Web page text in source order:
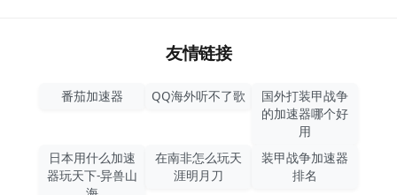
友情链接
番茄加速器 QQ海外听不了歌
国外打装甲战争
的加速器哪个好
用
日本用什么加速
器玩天下-异兽山
在南非怎么玩天
涯明月刀
装甲战争加速器
排名